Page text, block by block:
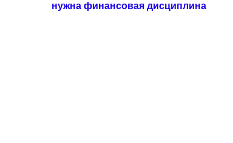
нужна финансовая дисциплина